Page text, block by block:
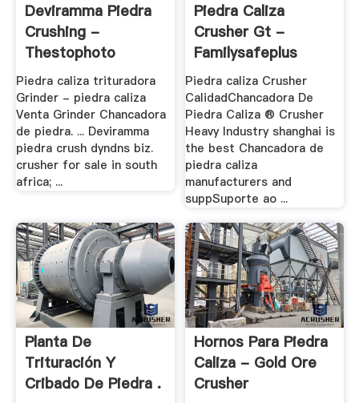
Deviramma Piedra
Crushing -
Thestophoto
Piedra caliza trituradora
Grinder - piedra caliza
Venta Grinder Chancadora
de piedra. ... Deviramma
piedra crush dyndns biz.
crusher for sale in south
africa; ...
Piedra Caliza
Crusher Gt -
Familysafeplus
Piedra caliza Crusher
CalidadChancadora De
Piedra Caliza ® Crusher
Heavy Industry shanghai is
the best Chancadora de
piedra caliza
manufacturers and
suppSuporte ao ...
Planta De
Trituración Y
Cribado De Piedra .
Hornos Para Piedra
Caliza - Gold Ore
Crusher